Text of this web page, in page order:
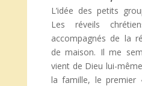
L’idée des petits
Les réveils
accompagnés de la
de maison. Il me
vient de Dieu lui-
la famille, le premier